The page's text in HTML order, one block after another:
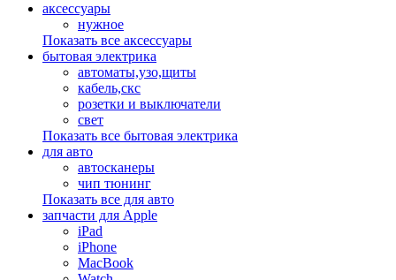
аксессуары
нужное
Показать все аксессуары
бытовая электрика
автоматы,узо,щиты
кабель,скс
розетки и выключатели
свет
Показать все бытовая электрика
для авто
автосканеры
чип тюнинг
Показать все для авто
запчасти для Apple
iPad
iPhone
MacBook